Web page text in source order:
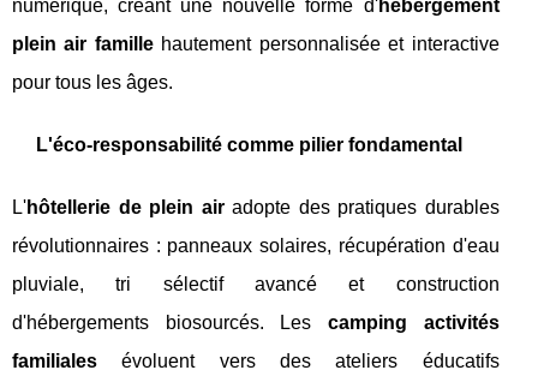
numérique, créant une nouvelle forme d'hébergement
plein air famillehautement personnalisée et interactive
pour tous les âges.
L'éco-responsabilité comme pilier fondamental
L'hôtellerie de plein airadopte des pratiques durables
révolutionnaires : panneaux solaires, récupération d'eau
pluviale, tri sélectif avancé et construction
d'hébergements biosourcés. Les camping activités
familiales évoluent vers des ateliers éducatifs